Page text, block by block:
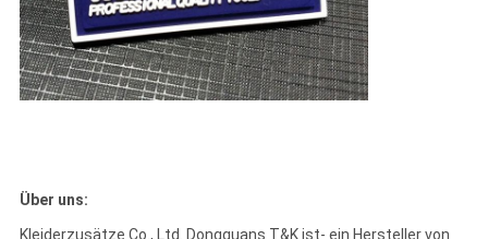
Über uns:
Kleiderzusätze Co., Ltd. Dongguans T&K ist- ein Hersteller von